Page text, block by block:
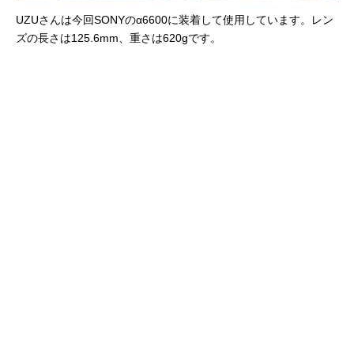
UZUさんは今回SONYのα6600に装着して使用しています。レン
ズの長さは125.6mm、重さは620gです。